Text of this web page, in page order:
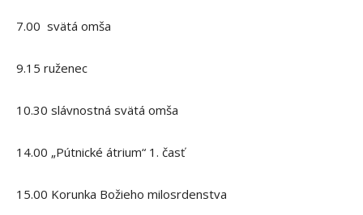
7.00 svätá omša
9.15 ruženec
10.30 slávnostná svätá omša
14.00 „Pútnické átrium“ 1. časť
15.00 Korunka Božieho milosrdenstva